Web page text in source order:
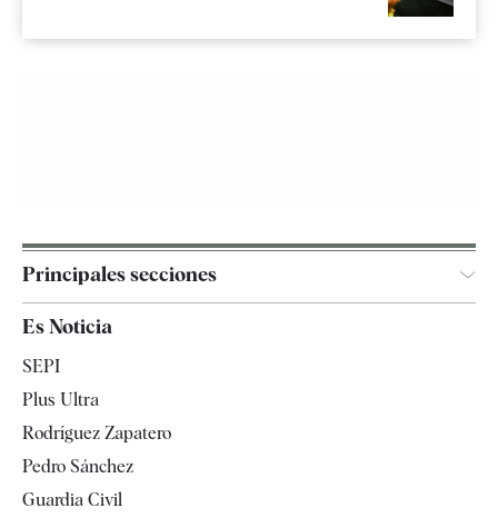
Principales secciones
España
Televisión
Es Noticia
SEPI
Plus Ultra
Rodríguez Zapatero
Pedro Sánchez
Guardia Civil